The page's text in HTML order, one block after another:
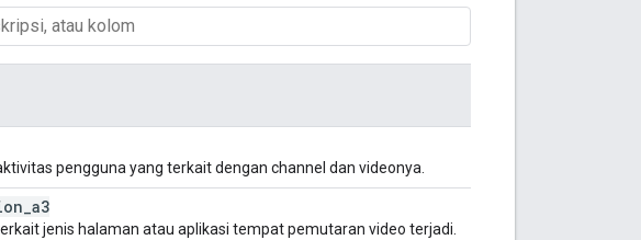
pengguna yang terkait dengan channel dan videonya.
a3
jenis halaman atau aplikasi tempat pemutaran video terjadi.